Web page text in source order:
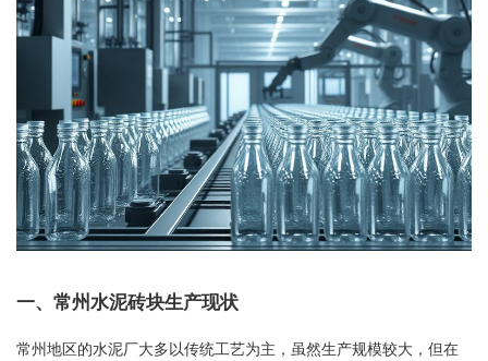
一、常州水泥砖块生产现状
常州地区的水泥厂大多以传统工艺为主，虽然生产规模较大，但在